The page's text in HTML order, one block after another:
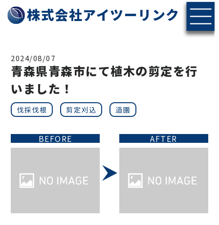
株式会社アイツーリンク
2024/08/07
青森県青森市にて植木の剪定を行
いました！
伐採伐根 剪定刈込 造園
BEFORE AFTER